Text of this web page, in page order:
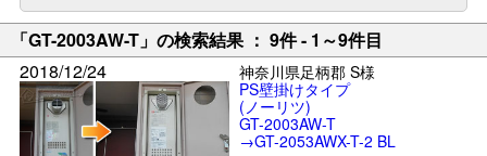
「GT-2003AW-T」の検索結果 ： 9件 - 1～9件目
2018/12/24
神奈川県足柄郡 S様
PS壁掛けタイプ
(ノーリツ)
GT-2003AW-T
→GT-2053AWX-T-2 BL